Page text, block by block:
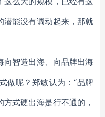
潜能没有调动起来，那就
向智造出海、向品牌出海
做呢？郑敏认为：“品牌
式硬出海是行不通的，